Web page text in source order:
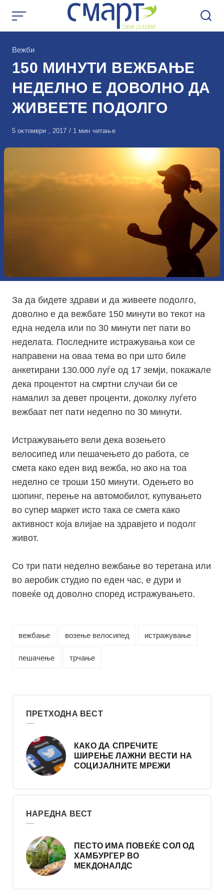
КАтегорија
Вежби
150 МИНУТИ ВЕЖБАЊЕ
НЕДЕЛНО Е ДОВОЛНО ДА
ЖИВЕЕТЕ ПОДОЛГО
Објавено
5 октомври , 2017 1 мин читање
За да бидете здрави и да живеете подолго,
доволно е да вежбате 150 минути во текот на
една недела или по 30 минути пет пати во
неделата. Последните истражувања кои се
направени на оваа тема во при што биле
анкетирани 130.000 луѓе од 17 земји, покажале
дека процентот на смртни случаи би се
намалил за девет проценти, доколку луѓето
вежбаат пет пати неделно по 30 минути.
Истражувањето вели дека возењето
велосипед или пешачењето до работа, се
смета како еден вид вежба, но ако на тоа
неделно се троши 150 минути. Одењето во
шопинг, перење на автомобилот, купувањето
во супер маркет исто така се смета како
активност која влијае на здравјето и подолг
живот.
Со три пати неделно вежбање во теретана или
во аеробик студио по еден час, е дури и
повеќе од доволно според истражувањето.
вежбање возење велосипед истражување
пешачење трчање
ПРЕТХОДНА ВЕСТ
КАКО ДА СПРЕЧИТЕ
ШИРЕЊЕ ЛАЖНИ ВЕСТИ НА
СОЦИЈАЛНИТЕ МРЕЖИ
НАРЕДНА ВЕСТ
ПЕСТО ИМА ПОВЕЌЕ СОЛ ОД
ХАМБУРГЕР ВО
МЕКДОНАЛДС